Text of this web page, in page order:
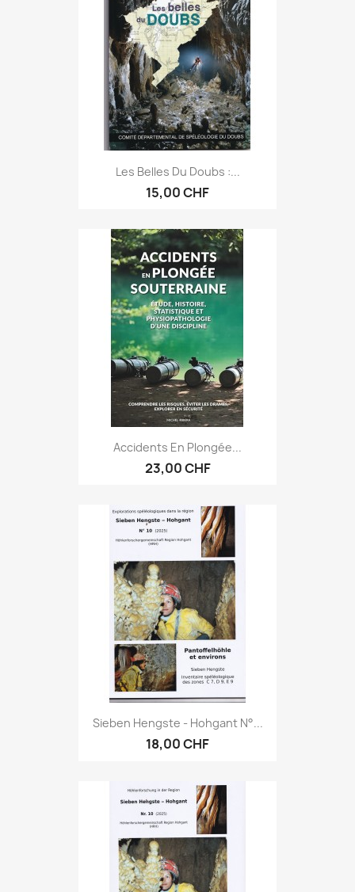
Les Belles Du Doubs :...
15,00 CHF
Accidents En Plongée...
23,00 CHF
Sieben Hengste - Hohgant N°...
18,00 CHF